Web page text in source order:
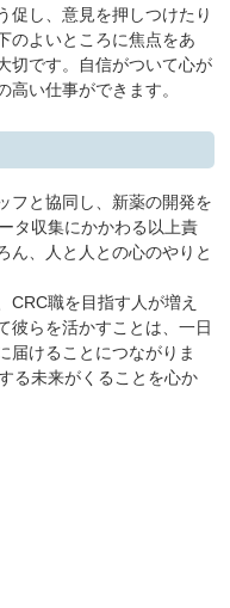
促し、意見を押しつけたり
のよいところに焦点をあ
切です。自信がついて心が
い仕事ができます。
フと協同し、新薬の開発を
タ収集にかかわる以上責
ん、人と人との心のやりと
CRC職を目指す人が増え
らを活かすことは、一日
届けることにつながりま
る未来がくることを心か